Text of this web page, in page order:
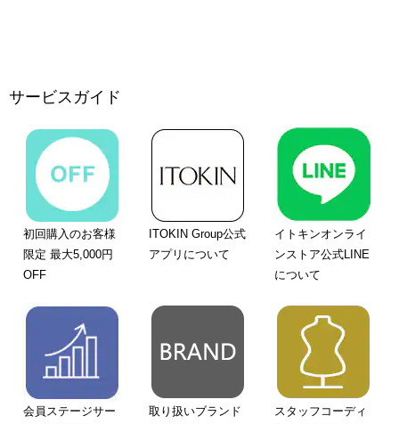
サービスガイド
初回購入のお客様
限定 最大5,000円
OFF
ITOKIN Group公式
アプリについて
イトキンオンライ
ンストア公式LINE
について
会員ステージサー
取り扱いブランド
スタッフコーディ